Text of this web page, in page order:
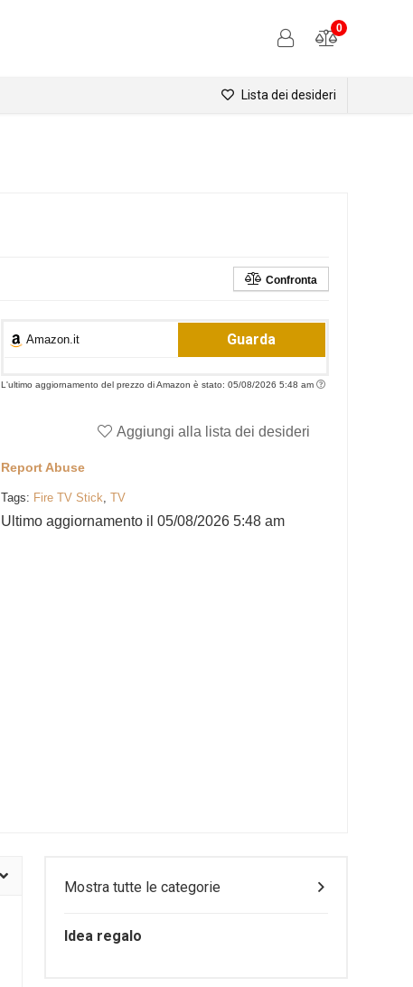
0
Lista dei desideri
Confronta
Amazon.it Guarda
L'ultimo aggiornamento del prezzo di Amazon è stato: 05/08/2026 5:48 am
Aggiungi alla lista dei desideri
Report Abuse
Tags: Fire TV Stick, TV
Ultimo aggiornamento il 05/08/2026 5:48 am
Mostra tutte le categorie
Idea regalo